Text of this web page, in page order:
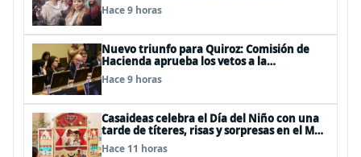
Hace 9 horas
Nuevo triunfo para Quiroz: Comisión de
Hacienda aprueba los vetos a la
Megarreforma
Hace 9 horas
Casaideas celebra el Día del Niño con una
tarde de títeres, risas y sorpresas en el Mall
Plaza Vespucio
Hace 11 horas